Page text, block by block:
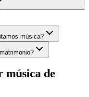
música?
música de